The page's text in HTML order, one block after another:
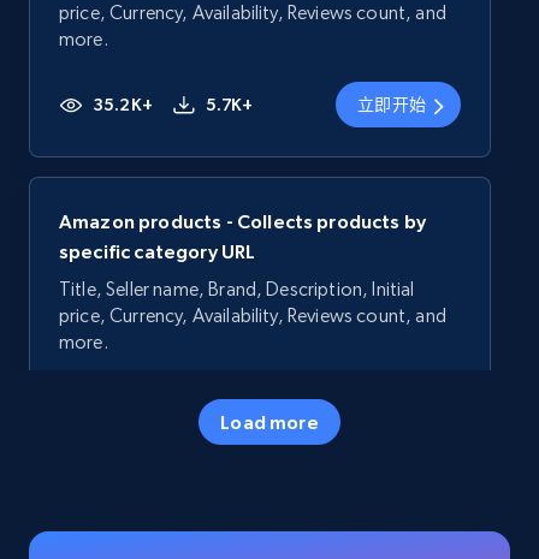
price, Currency, Availability, Reviews count, and
more.
35.2K+ 5.7K+ 立即开始
Amazon products - Collects products by
specific category URL
Title, Seller name, Brand, Description, Initial
price, Currency, Availability, Reviews count, and
more.
5.7K+
Load more